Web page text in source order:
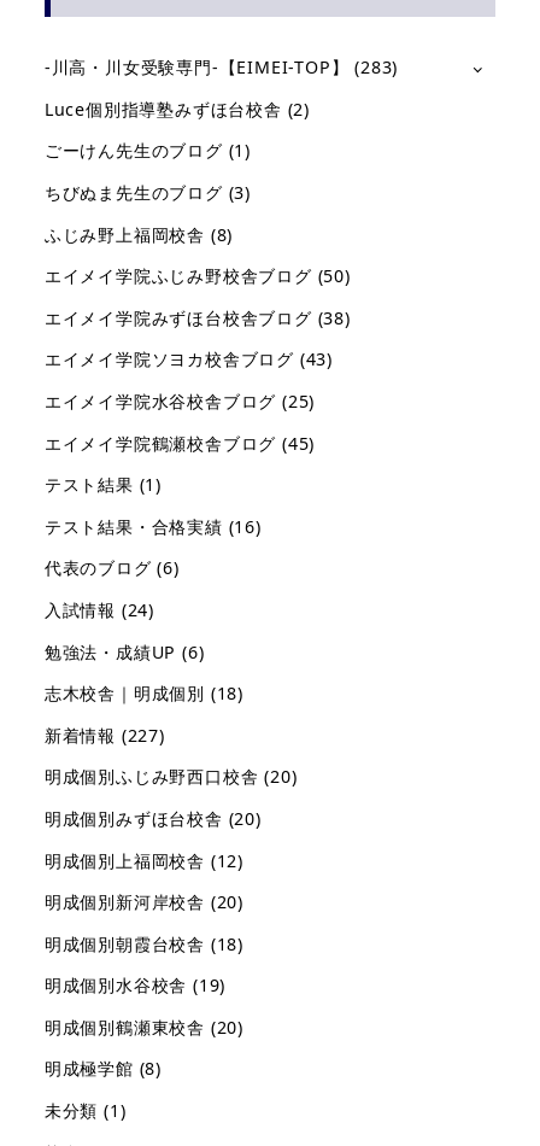
-川高・川女受験専門-【EIMEI-TOP】
(283)
Luce個別指導塾みずほ台校舎 (2)
ごーけん先生のブログ (1)
ちびぬま先生のブログ (3)
ふじみ野上福岡校舎 (8)
エイメイ学院ふじみ野校舎ブログ (50)
エイメイ学院みずほ台校舎ブログ (38)
エイメイ学院ソヨカ校舎ブログ (43)
エイメイ学院水谷校舎ブログ (25)
エイメイ学院鶴瀬校舎ブログ (45)
テスト結果 (1)
テスト結果・合格実績 (16)
代表のブログ (6)
入試情報 (24)
勉強法・成績UP (6)
志木校舎｜明成個別 (18)
新着情報 (227)
明成個別ふじみ野西口校舎 (20)
明成個別みずほ台校舎 (20)
明成個別上福岡校舎 (12)
明成個別新河岸校舎 (20)
明成個別朝霞台校舎 (18)
明成個別水谷校舎 (19)
明成個別鶴瀬東校舎 (20)
明成極学館 (8)
未分類 (1)